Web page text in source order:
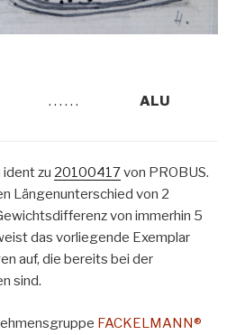
. . . . . . ALU
zu 20100417von PROBUS.
Längenunterschied von 2
von immerhin 5
das vorliegende Exemplar
auf, die bereits bei der
sind.
FACKELMANN®